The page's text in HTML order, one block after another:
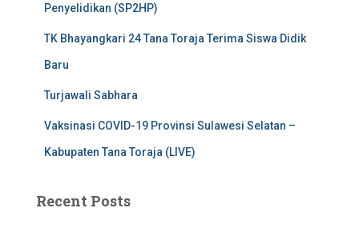
Penyelidikan (SP2HP)
TK Bhayangkari 24 Tana Toraja Terima Siswa Didik
Baru
Turjawali Sabhara
Vaksinasi COVID-19 Provinsi Sulawesi Selatan –
Kabupaten Tana Toraja (LIVE)
Recent Posts